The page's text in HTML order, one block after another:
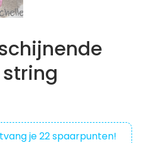
je22spaarpunten!